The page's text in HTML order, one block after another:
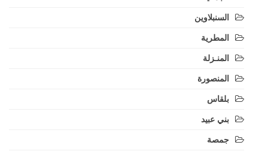
السنبلاوين
المطرية
المنـزلة
المنصورة
بلقاس
بني عبيد
جمصة